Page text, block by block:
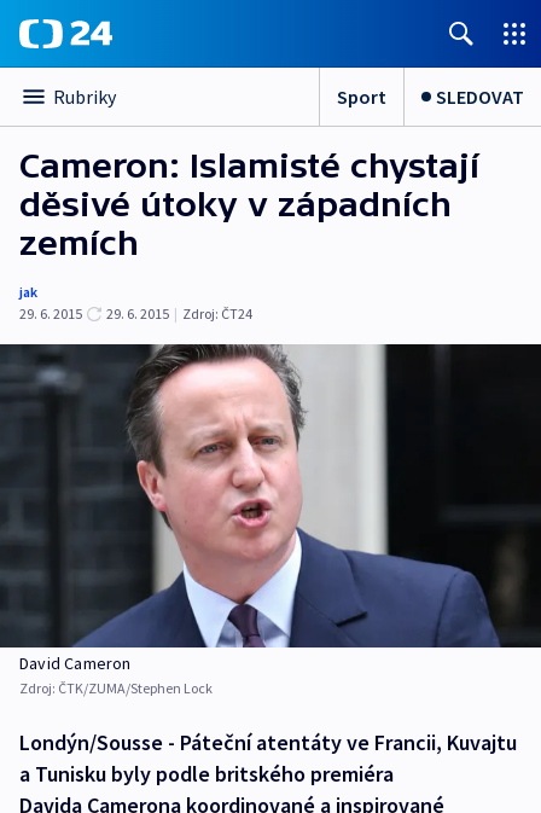
Rubriky Sport SLEDOVAT
Cameron: Islamisté chystají
děsivé útoky v západních
zemích
jak
29. 6. 2015
29. 6. 2015 | Zdroj: ČT24
David Cameron
Zdroj: ČTK/ZUMA/Stephen Lock
Londýn/Sousse - Páteční atentáty ve Francii, Kuvajtu
a Tunisku byly podle britského premiéra
Davida Camerona koordinované a inspirované